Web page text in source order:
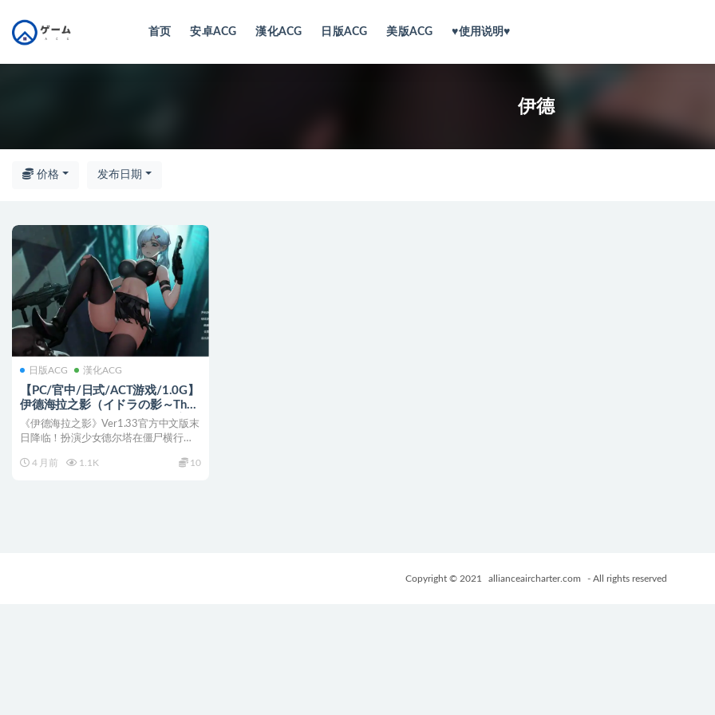
首页 安卓ACG 漢化ACG 日版ACG 美版ACG ♥使用说明♥
伊德
价格 发布日期
日版ACG 漢化ACG
【PC/官中/日式/ACT游戏/1.0G】
伊德海拉之影（イドラの影～The
Shadow of Yidhra） Ver1.3.3 官中
版 完整终版+DLC+日式ACT游戏
《伊德海拉之影》Ver1.33官方中文版末
日降临！扮演少女德尔塔在僵尸横行的
4 月前
1.1K 10
Copyright © 2021 allianceaircharter.com - All rights reserved